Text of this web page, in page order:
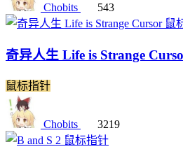
Chobits 543
奇异人生 Life is Strange
鼠标指针
Chobits 3219